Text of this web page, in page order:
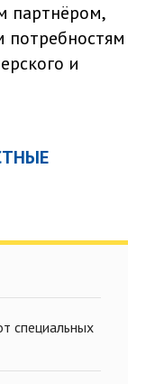
партнёром,
и
специальных